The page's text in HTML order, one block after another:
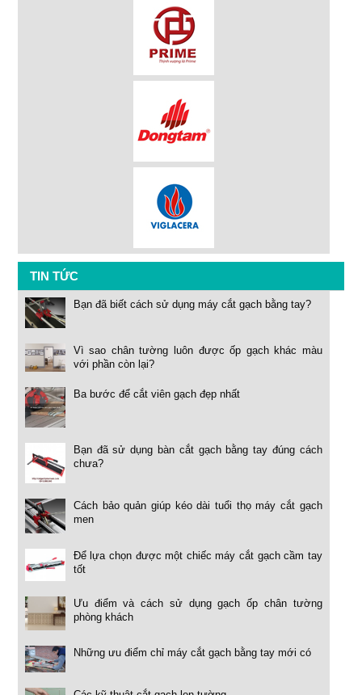
TIN TỨC
Bạn đã biết cách sử dụng máy cắt gạch bằng tay?
Vì sao chân tường luôn được ốp gạch khác màu
với phần còn lại?
Ba bước để cắt viên gạch đẹp nhất
Bạn đã sử dụng bàn cắt gạch bằng tay đúng cách
chưa?
Cách bảo quản giúp kéo dài tuổi thọ máy cắt gạch
men
Để lựa chọn được một chiếc máy cắt gạch cầm tay
tốt
Ưu điểm và cách sử dụng gạch ốp chân tường
phòng khách
Những ưu điểm chỉ máy cắt gạch bằng tay mới có